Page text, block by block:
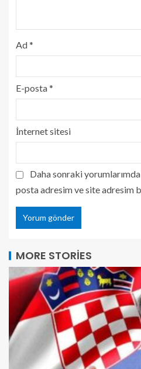
Ad*
E-posta*
İnternet sitesi
Daha sonraki yorumlarımda
posta adresim ve site adresim
MORE STORIES